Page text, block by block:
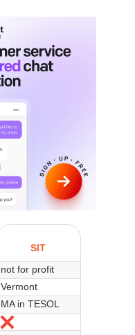
SIT
not for profit
Vermont
MA in TESOL